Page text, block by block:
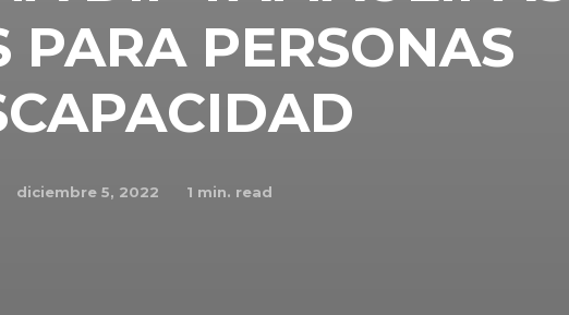
PARA PERSONAS
diciembre 5, 2022 1 min. read